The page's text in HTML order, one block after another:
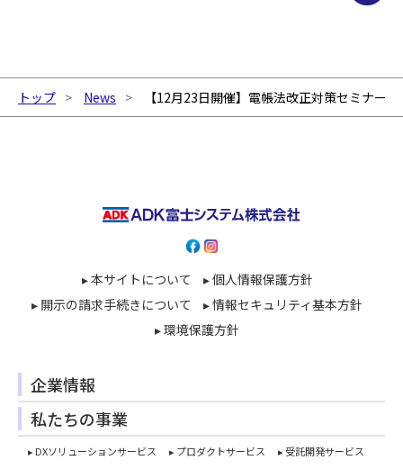
トップ News 【12月23日開催】電帳法改正対策セミナー
▸ 本サイトについて
▸ 個人情報保護方針
▸ 開示の請求手続きについて
▸ 情報セキュリティ基本方針
▸ 環境保護方針
企業情報
私たちの事業
▸ DXソリューションサービス ▸ プロダクトサービス
▸ 受託開発サービス